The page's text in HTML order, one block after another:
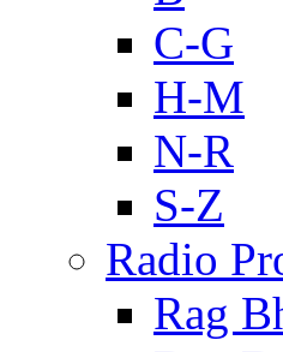
C-G
H-M
N-R
S-Z
Radio
Rag